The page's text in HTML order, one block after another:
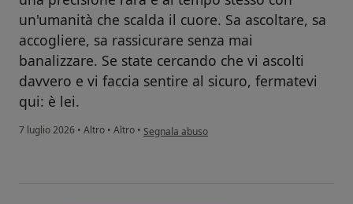
un'umanità che scalda il cuore. Sa ascoltare, sa
accogliere, sa rassicurare senza mai
banalizzare. Se state cercando che vi ascolti
davvero e vi faccia sentire al sicuro, fermatevi
qui: è lei.
7 luglio 2026 • Altro • Altro • secondo l'opinione dell'utente Svetlana
Segnala abuso